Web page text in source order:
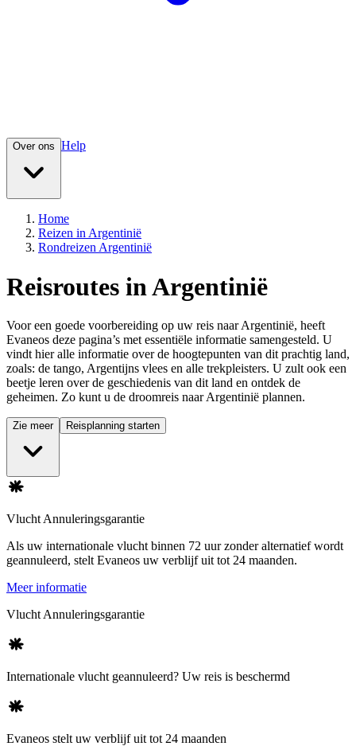
Over ons Help
Home
Reizen in Argentinië
Rondreizen Argentinië
Reisroutes in Argentinië
Voor een goede voorbereiding op uw reis naar Argentinië, heeft
Evaneos deze pagina’s met essentiële informatie samengesteld. U
vindt hier alle informatie over de hoogtepunten van dit prachtig land,
zoals: de tango, Argentijns vlees en alle trekpleisters. U zult ook een
beetje leren over de geschiedenis van dit land en ontdek de
geheimen. Zo kunt u de droomreis naar Argentinië plannen.
Zie meer Reisplanning starten
Vlucht Annuleringsgarantie
Als uw internationale vlucht binnen 72 uur zonder alternatief wordt
geannuleerd, stelt Evaneos uw verblijf uit tot 24 maanden.
Meer informatie
Vlucht Annuleringsgarantie
Internationale vlucht geannuleerd? Uw reis is beschermd
Evaneos stelt uw verblijf uit tot 24 maanden